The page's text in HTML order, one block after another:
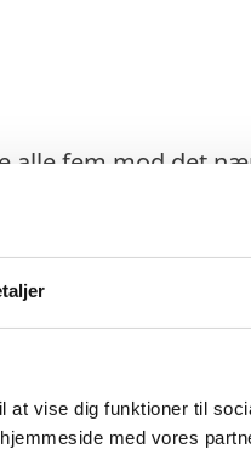
vise dig funktioner til
med vores
alle fem mod det
ringede og